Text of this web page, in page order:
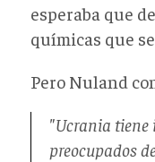
esperaba que
químicas que
Pero Nuland
"Ucrania tiene
preocupados